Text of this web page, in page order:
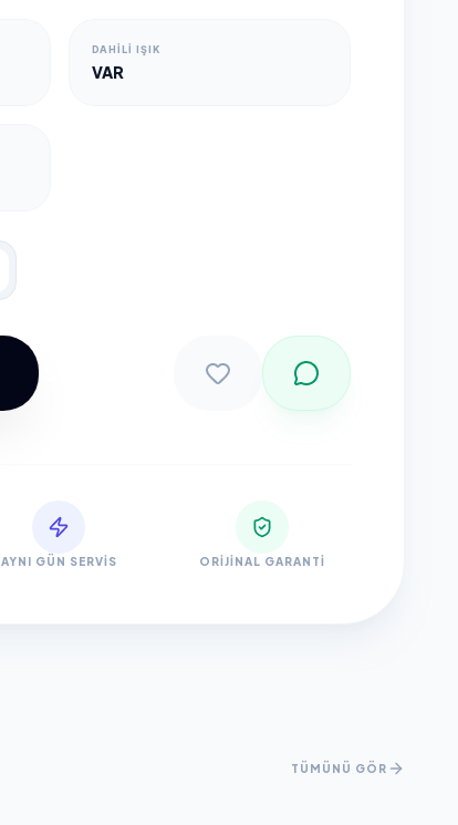
DAHILI IŞIK
VAR
AYNI GÜN SERVIS ORIJINAL GARANTI
TÜMÜNÜ GÖR